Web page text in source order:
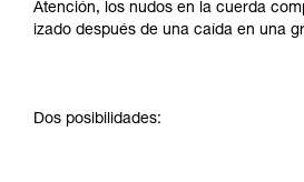
Atención, los nudos en la cuerda
izado después de una caída en una
Dos posibilidades: